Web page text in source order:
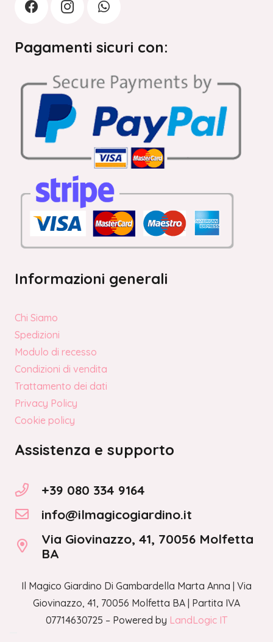
Pagamenti sicuri con:
Informazioni generali
Chi Siamo
Spedizioni
Modulo di recesso
Condizioni di vendita
Trattamento dei dati
Privacy Policy
Cookie policy
Assistenza e supporto
+39 080 334 9164
info@ilmagicogiardino.it
Via Giovinazzo, 41, 70056 Molfetta
BA
Il Magico Giardino Di Gambardella Marta Anna | Via
Giovinazzo, 41, 70056 Molfetta BA | Partita IVA
07714630725 – Powered by LandLogic IT